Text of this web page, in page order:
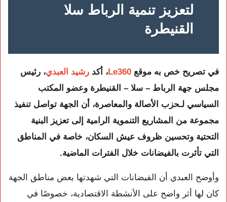
لتعزيز تنمية الرباط سلا
القنيطرة
في تصريح خص به موقع Le360، أكد رشيد العبدي، رئيس
مجلس جهة الرباط – سلا – القنيطرة وعضو المكتب
السياسي لـحزب الأصالة والمعاصرة، أن الجهة تواصل تنفيذ
مجموعة من المشاريع التنموية الرامية إلى تعزيز البنية
التحتية وتحسين ظروف عيش السكان، خاصة في المناطق
التي تأثرت بالفيضانات خلال الفترات الماضية.
وأوضح العبدي أن الفيضانات التي شهدتها بعض مناطق الجهة
كان لها أثر واضح على الأنشطة الاقتصادية، خصوصًا في